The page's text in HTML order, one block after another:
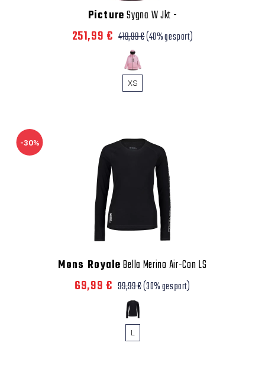
PictureSygna W Jkt -
251,99 € 419,99 €(40% gespart)
XS
-30%
Mons RoyaleBella Merino Air-Con LS
69,99 € 99,99 €(30% gespart)
L